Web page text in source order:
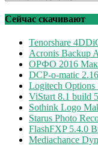
рубрикам
Сейчас скачивают
Tenorshare
Acronis Backup
ОРФО 2016
DCP-o-matic
Logitech Options
ViStart 8.1 build
Sothink Logo
Starus Photo
FlashFXP 5.4.0
Mediachance